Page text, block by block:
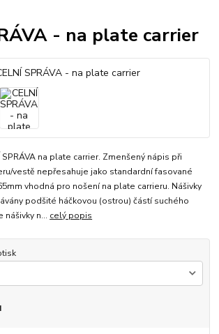
- na plate carrier
SPRÁVA na plate carrier. Zmenšený nápis při
vestě nepřesahuje jako standardní fasované
vhodná pro nošení na plate carrieru. Nášivky
podšité háčkovou (ostrou) částí suchého
nášivky n... celý popis